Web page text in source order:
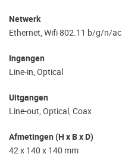
Netwerk
Ethernet, Wifi 802.11 b/g/n/ac
Ingangen
Line-in, Optical
Uitgangen
Line-out, Optical, Coax
Afmetingen (H x B x D)
42 x 140 x 140 mm